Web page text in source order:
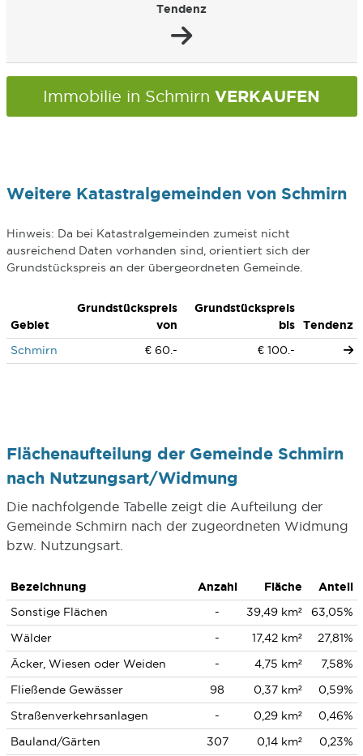
Tendenz
Immobilie in Schmirn VERKAUFEN
Weitere Katastralgemeinden von Schmirn
Hinweis: Da bei Katastralgemeinden zumeist nicht
ausreichend Daten vorhanden sind, orientiert sich der
Grundstückspreis an der übergeordneten Gemeinde.
Gebiet
Grundstückspreis
von
Grundstückspreis
bis
Tendenz
Schmirn
€ 60.- € 100.-
Flächenaufteilung der Gemeinde Schmirn
nach Nutzungsart/Widmung
Die nachfolgende Tabelle zeigt die Aufteilung der
Gemeinde Schmirn nach der zugeordneten Widmung
bzw. Nutzungsart.
Bezeichnung Anzahl Fläche
Anteil
Sonstige Flächen
- 39,49 km²
63,05%
Wälder
- 17,42 km²
27,81%
Äcker, Wiesen oder Weiden
- 4,75 km²
7,58%
Fließende Gewässer
98 0,37 km²
0,59%
Straßenverkehrsanlagen
- 0,29 km²
0,46%
Bauland/Gärten
307 0,14 km² 0,23%